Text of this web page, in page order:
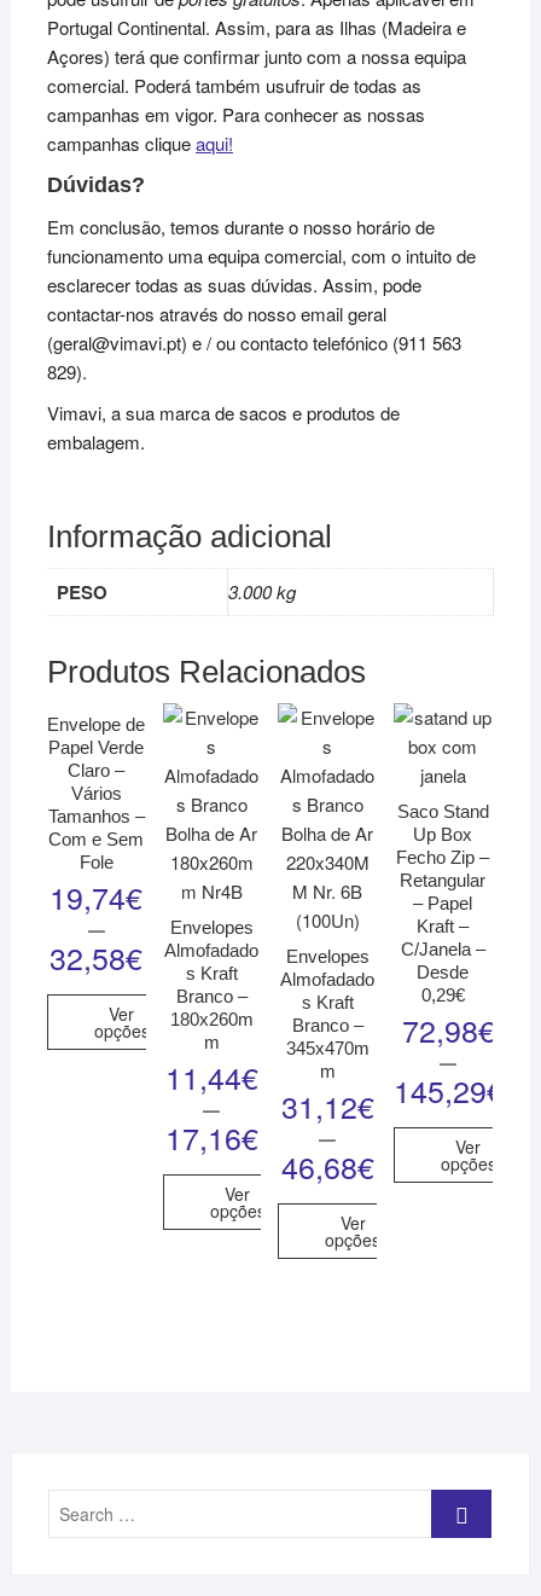
Portugal Continental. Assim, para as Ilhas (Madeira e
Açores) terá que confirmar junto com a nossa equipa
comercial. Poderá também usufruir de todas as
campanhas em vigor. Para conhecer as nossas
campanhas cliqueaqui!
Dúvidas?
Em conclusão, temos durante o nosso horário de
funcionamento uma equipa comercial, com o intuito de
esclarecer todas as suas dúvidas. Assim, pode
contactar-nos através do nosso email geral
(geral@vimavi.pt) e / ou contacto telefónico (911 563
829).
Vimavi, a sua marca de sacos e produtos de
embalagem.
Informação adicional
PESO 3.000 kg
Produtos Relacionados
Envelope de
Papel Verde
Claro –
Vários
Tamanhos –
Com e Sem
Fole
19,74€
–
32,58€
Ver
opções
Envelopes
Almofadado
s Kraft
Branco –
180x260m
m
11,44€
–
17,16€
Ver
opções
Envelopes
Almofadado
s Kraft
Branco –
345x470m
m
31,12€
–
46,68€
Ver
opções
Saco Stand
Up Box
Fecho Zip –
Retangular
– Papel
Kraft –
C/Janela –
Desde
0,29€
72,98€
–
145,29€
Ver
opções
Search